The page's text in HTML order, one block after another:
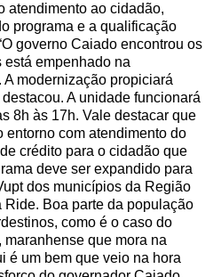
atendimento ao cidadão,
programa e a qualificação
governo Caiado encontrou os
está empenhado na
modernização propiciará
A unidade funcionará
8h às 17h. Vale destacar que
entorno com atendimento do
crédito para o cidadão que
deve ser expandido para
dos municípios da Região
Boa parte da população
como é o caso do
que mora na
é um bem que veio na hora